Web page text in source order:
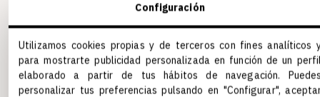
i
Configuración
Utilizamos cookies propias y de terceros con fines analíticos
para mostrarte publicidad personalizada en función de un
elaborado a partir de tus hábitos de navegación.
personalizar tus preferencias pulsando en "Configurar",